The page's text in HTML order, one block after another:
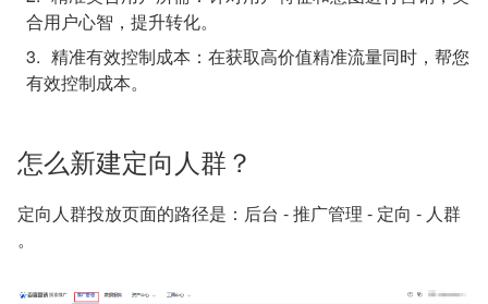
合用户心智，提升转化。
精准有效控制成本： 在获取高价值精准流量同时，帮您
有效控制成本。
怎么新建定向人群？
定向人群投放页面的路径是：后台 - 推广管理 - 定向 - 人群
。